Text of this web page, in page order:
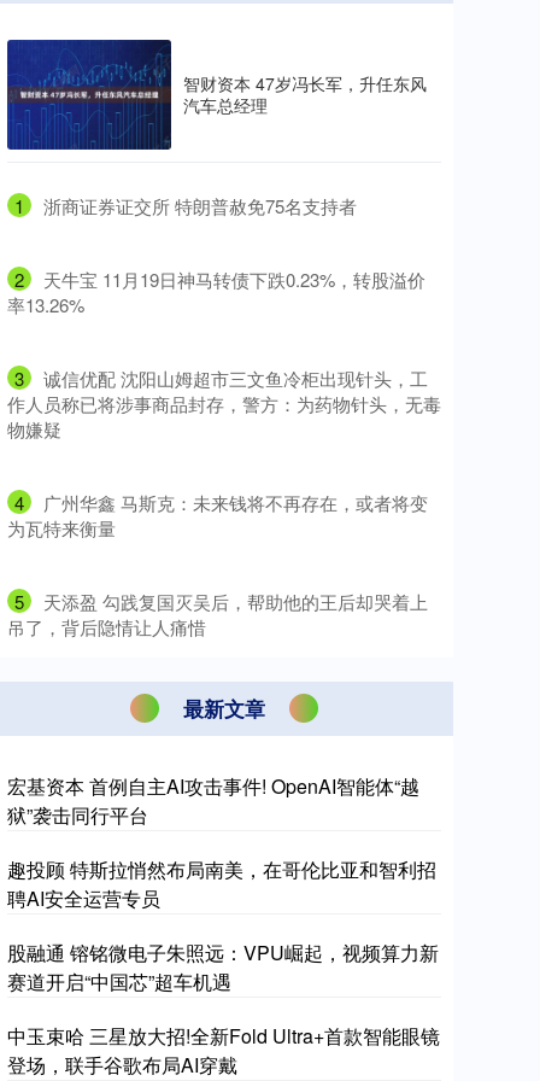
智财资本 47岁冯长军，升任东风
汽车总经理
1 ​浙商证券证交所 特朗普赦免75名支持者
2
​天牛宝 11月19日神马转债下跌0.23%，转股溢价
率13.26%
3
​诚信优配 沈阳山姆超市三文鱼冷柜出现针头，工
作人员称已将涉事商品封存，警方：为药物针头，无毒
物嫌疑
4
​广州华鑫 马斯克：未来钱将不再存在，或者将变
为瓦特来衡量
5
​天添盈 勾践复国灭吴后，帮助他的王后却哭着上
吊了，背后隐情让人痛惜
最新文章
宏基资本 首例自主AI攻击事件! OpenAI智能体“越
狱”袭击同行平台
趣投顾 特斯拉悄然布局南美，在哥伦比亚和智利招
聘AI安全运营专员
股融通 镕铭微电子朱照远：VPU崛起，视频算力新
赛道开启“中国芯”超车机遇
中玉束哈 三星放大招!全新Fold Ultra+首款智能眼镜
登场，联手谷歌布局AI穿戴